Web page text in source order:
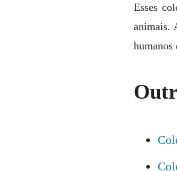
Esses
animais.
humanos